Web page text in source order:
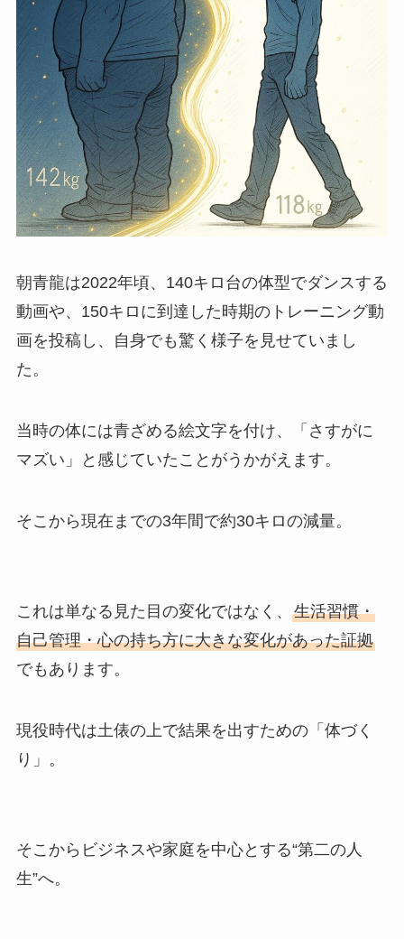
朝青龍は2022年頃、140キロ台の体型でダンスする
動画や、150キロに到達した時期のトレーニング動
画を投稿し、自身でも驚く様子を見せていまし
た。
当時の体には青ざめる絵文字を付け、「さすがに
マズい」と感じていたことがうかがえます。
そこから現在までの3年間で約30キロの減量。
これは単なる見た目の変化ではなく、 生活習慣・
自己管理・心の持ち方に大きな変化があった証拠
でもあります。
現役時代は土俵の上で結果を出すための「体づく
り」。
そこからビジネスや家庭を中心とする“第二の人
生”へ。